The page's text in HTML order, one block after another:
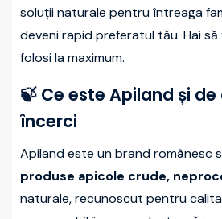
soluții naturale pentru întreaga
deveni rapid preferatul tău. Hai
folosi la maximum.
🍃 Ce este Apiland și
încerci
Apiland este un brand românesc
produse apicole crude,
naturale, recunoscut pentru